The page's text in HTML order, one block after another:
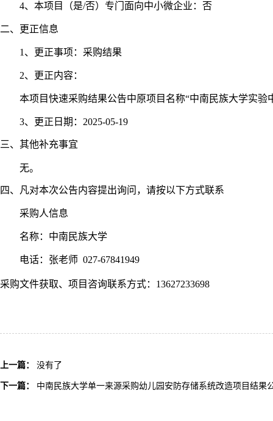
4、本项目（是/否）专门面向中小微企业：否
二、更正信息
1、更正事项：采购结果
2、更正内容：
本项目快速采购结果公告中原项目名称“中南民族大学实验
3、更正日期：2025-05-19
三、其他补充事宜
无。
四、凡对本次公告内容提出询问，请按以下方式联系
采购人信息
名称：中南民族大学
电话：张老师 027-67841949
采购文件获取、项目咨询联系方式： 13627233698
上一篇： 没有了
下一篇： 中南民族大学单一来源采购幼儿园安防存储系统改造项目结果